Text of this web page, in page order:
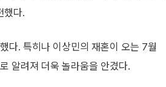
했다.
다. 특히나 이상민의 재혼이 오는 7월
알려져 더욱 놀라움을 안겼다.